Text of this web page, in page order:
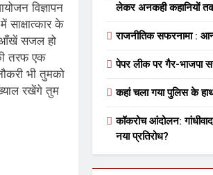
का भव्य आयोजन
समाज सेवा मे तत्पर दानवीर परिवार
विज्ञापन
के
आँखें सजल हो
तरफ एक
भी तुमको
रखेंगे तुम
लेकर अनकही कहानियों
राजनीतिक सफरनामा :
पेपर लीक पर गैर-भाजपा
कहां चला गया पुलिस के
कॉकरोच आंदोलन:
नया प्रतिरोध?